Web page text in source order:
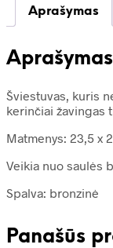
Aprašymas
Aprašymas
Šviestuvas, kuris
kerinčiai žavingas
Matmenys: 23,5 x
Veikia nuo saulės
Spalva: bronzinė
Panašūs